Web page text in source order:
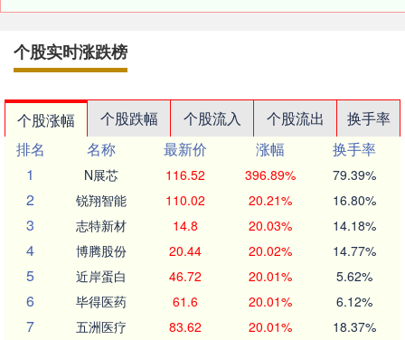
个股实时涨跌榜
个股涨幅 个股跌幅 个股流入 个股流出
换手率
排名
名称 最新价 涨幅
换手率
1
N展芯 116.52 396.89% 79.39%
2 锐翔智能 110.02 20.21% 16.80%
3 志特新材 14.8 20.03% 14.18%
4 博腾股份 20.44 20.02% 14.77%
5 近岸蛋白 46.72 20.01% 5.62%
6 毕得医药 61.6 20.01% 6.12%
7 五洲医疗 83.62 20.01% 18.37%